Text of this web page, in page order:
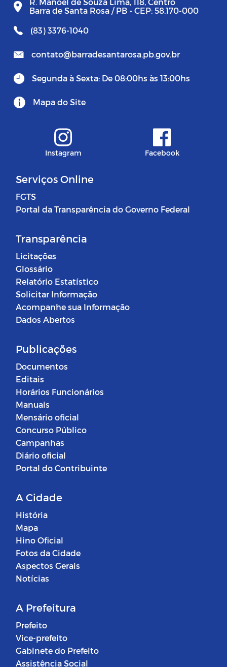
Barra de Santa Rosa / PB - CEP: 58.170-000
(83) 3376-1040
contato@barradesantarosa.pb.gov.br
Segunda à Sexta: De 08:00hs às 13:00hs
Mapa do Site
Instagram Facebook
Serviços Online
FGTS
Portal da Transparência do Governo Federal
Transparência
Licitações
Glossário
Relatório Estatístico
Solicitar Informação
Acompanhe sua Informação
Dados Abertos
Publicações
Documentos
Editais
Horários Funcionários
Manuais
Mensário oficial
Concurso Público
Campanhas
Diário oficial
Portal do Contribuinte
A Cidade
História
Mapa
Hino Oficial
Fotos da Cidade
Aspectos Gerais
Notícias
A Prefeitura
Prefeito
Vice-prefeito
Gabinete do Prefeito
Assistência Social